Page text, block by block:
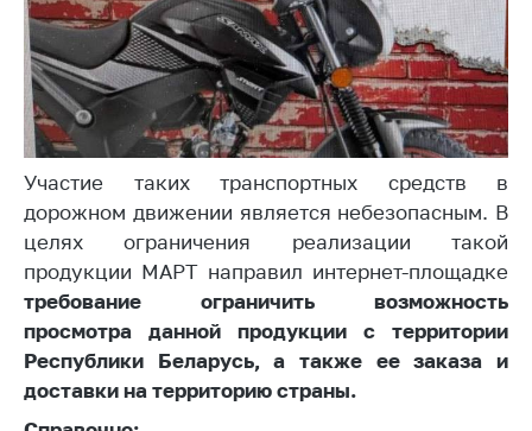
Применение мер
нетарифного
регулирования
Биржевая торговля
Выставочная
деятельность в
Республике
Беларусь
Защита
персональных
данных
Новости
Участие таких транспортных средств в
дорожном движении является небезопасным. В
целях ограничения реализации такой
продукции МАРТ направил интернет-площадке
требование ограничить возможность
просмотра данной продукции с территории
Республики Беларусь, а также ее заказа и
доставки на территорию страны.